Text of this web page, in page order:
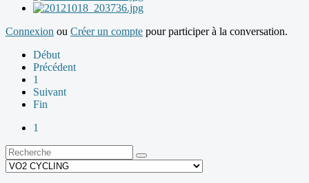
Connexion ou Créer un compte pour participer à la conversation.
Début
Précédent
1
Suivant
Fin
1